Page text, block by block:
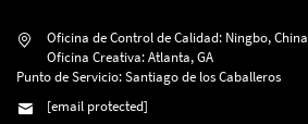
Oficina de Control de Calidad: Ningbo, China
Oficina Creativa: Atlanta, GA
Punto de Servicio: Santiago de los Caballeros
[email protected]